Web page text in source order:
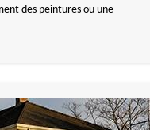
des peintures ou une